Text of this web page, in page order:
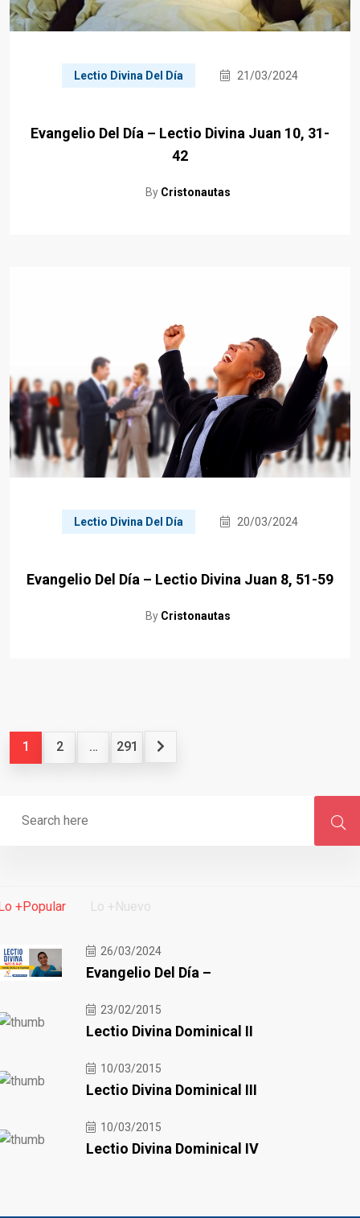
Lectio Divina Del Día 21/03/2024
Evangelio Del Día – Lectio Divina Juan 10, 31-
42
By Cristonautas
Lectio Divina Del Día 20/03/2024
Evangelio Del Día – Lectio Divina Juan 8, 51-59
By Cristonautas
1 2 … 291
+Popular Lo +Nuevo
26/03/2024
Evangelio Del Día –
23/02/2015
Lectio Divina Dominical II
10/03/2015
Lectio Divina Dominical III
10/03/2015
Lectio Divina Dominical IV